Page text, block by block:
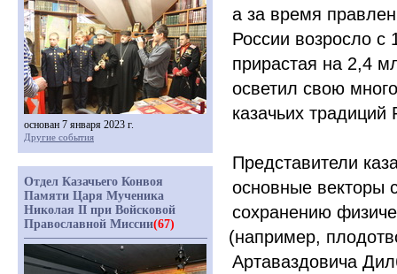
а за время
России возросло с
прирастая на 2,4
осветил свою
казачьих традиций
Представители
основные векторы
сохранению
(например,
Артаваздовича
основан 7 января 2023 г.
Другие события
Отдел Казачьего Конвоя
Памяти Царя Мученика
Николая II при Войсковой
Православной Миссии(67)